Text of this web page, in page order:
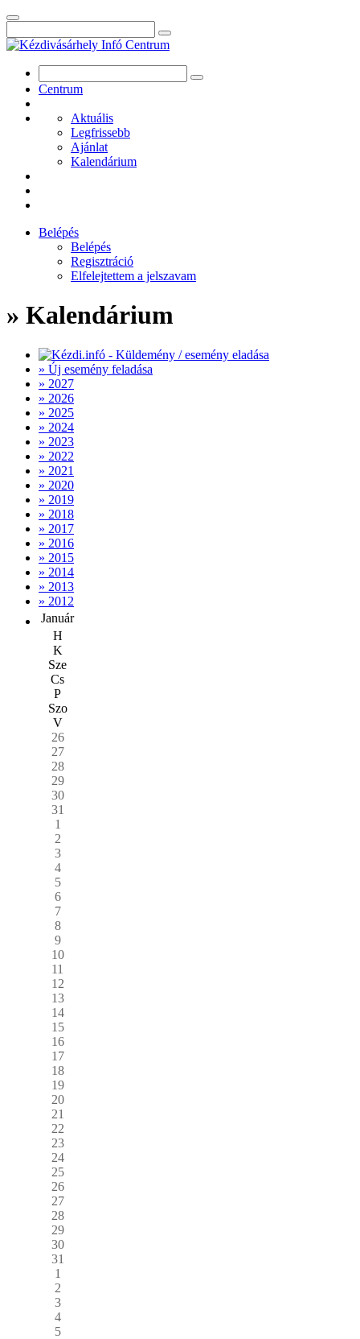
Centrum
Aktuális
Legfrissebb
Ajánlat
Kalendárium
Belépés
Belépés
Regisztráció
Elfelejtettem a jelszavam
» Kalendárium
» Új esemény feladása
» 2027
» 2026
» 2025
» 2024
» 2023
» 2022
» 2021
» 2020
» 2019
» 2018
» 2017
» 2016
» 2015
» 2014
» 2013
» 2012
Január
H
K
Sze
Cs
P
Szo
V
26
27
28
29
30
31
1
2
3
4
5
6
7
8
9
10
11
12
13
14
15
16
17
18
19
20
21
22
23
24
25
26
27
28
29
30
31
1
2
3
4
5